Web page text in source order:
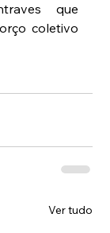
que
coletivo
Ver tudo